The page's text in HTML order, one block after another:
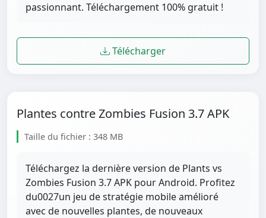
passionnant. Téléchargement 100% gratuit !
Télécharger
Plantes contre Zombies Fusion 3.7 APK
Taille du fichier : 348 MB
Téléchargez la dernière version de Plants vs
Zombies Fusion 3.7 APK pour Android. Profitez
du0027un jeu de stratégie mobile amélioré
avec de nouvelles plantes, de nouveaux